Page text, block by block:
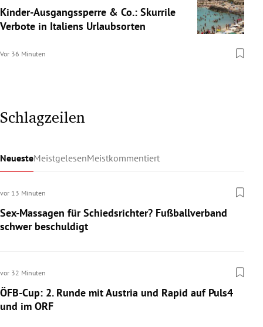
Kinder-Ausgangssperre & Co.: Skurrile
Verbote in Italiens Urlaubsorten
Vor 36 Minuten
Schlagzeilen
NeuesteMeistgelesenMeistkommentiert
vor 13 Minuten
Sex-Massagen für Schiedsrichter? Fußballverband
schwer beschuldigt
vor 32 Minuten
ÖFB-Cup: 2. Runde mit Austria und Rapid auf Puls4
und im ORF